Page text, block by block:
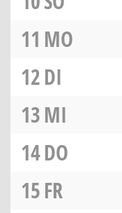
11 MO
12DI
13MI
14DO
15FR